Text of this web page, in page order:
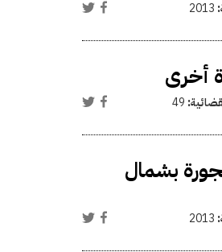
2013
أخرى
49
الجورة بشمال
2013